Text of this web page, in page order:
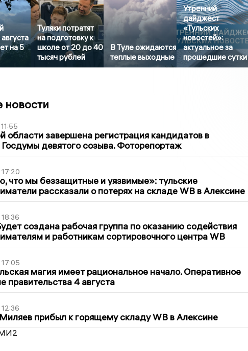
на 5
Туляки потратят
на подготовку к
школе от 20 до 40
тысяч рублей
В Туле ожидаются
теплые выходные
Утренний
дайджест
«Тульских
новостей»:
актуальное за
прошедшие сутки
новости
области завершена регистрация кандидатов в
девятого созыва. Фоторепортаж
что мы беззащитные и уязвимые»: тульские
рассказали о потерях на складе WB в Алексине
создана рабочая группа по оказанию содействия
и работникам сортировочного центра WB
магия имеет рациональное начало. Оперативное
правительства 4 августа
прибыл к горящему складу WB в Алексине